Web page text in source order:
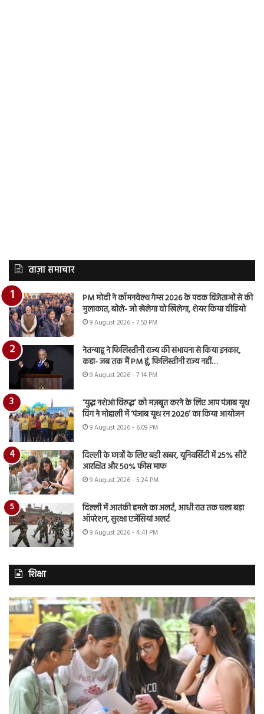
ताज़ा समाचार
PM मोदी ने कॉमनवेल्थ गेम्स 2026 के पदक विजेताओं से की
मुलाकात, बोले- जो खेलेगा वो खिलेगा, शेयर किया वीडियो
9 August 2026 - 7:50 PM
नेतन्याहू ने फिलिस्तीनी राज्य की संभावना से किया इनकार,
कहा- जब तक मैं PM हूं, फिलिस्तीनी राज्य नहीं…
9 August 2026 - 7:14 PM
‘युद्ध नशेआं विरुद्ध’ को मज़बूत करने के लिए आप पंजाब यूथ
विंग ने मोहाली में ‘पंजाब यूथ रन 2026’ का किया आयोजन
9 August 2026 - 6:09 PM
दिल्ली के छात्रों के लिए बड़ी खबर, यूनिवर्सिटी में 25% सीटें
आरक्षित और 50% फीस माफ
9 August 2026 - 5:24 PM
दिल्ली में आतंकी हमले का अलर्ट, आधी रात तक चला बड़ा
ऑपरेशन, सुरक्षा एजेंसियां अलर्ट
9 August 2026 - 4:41 PM
शिक्षा